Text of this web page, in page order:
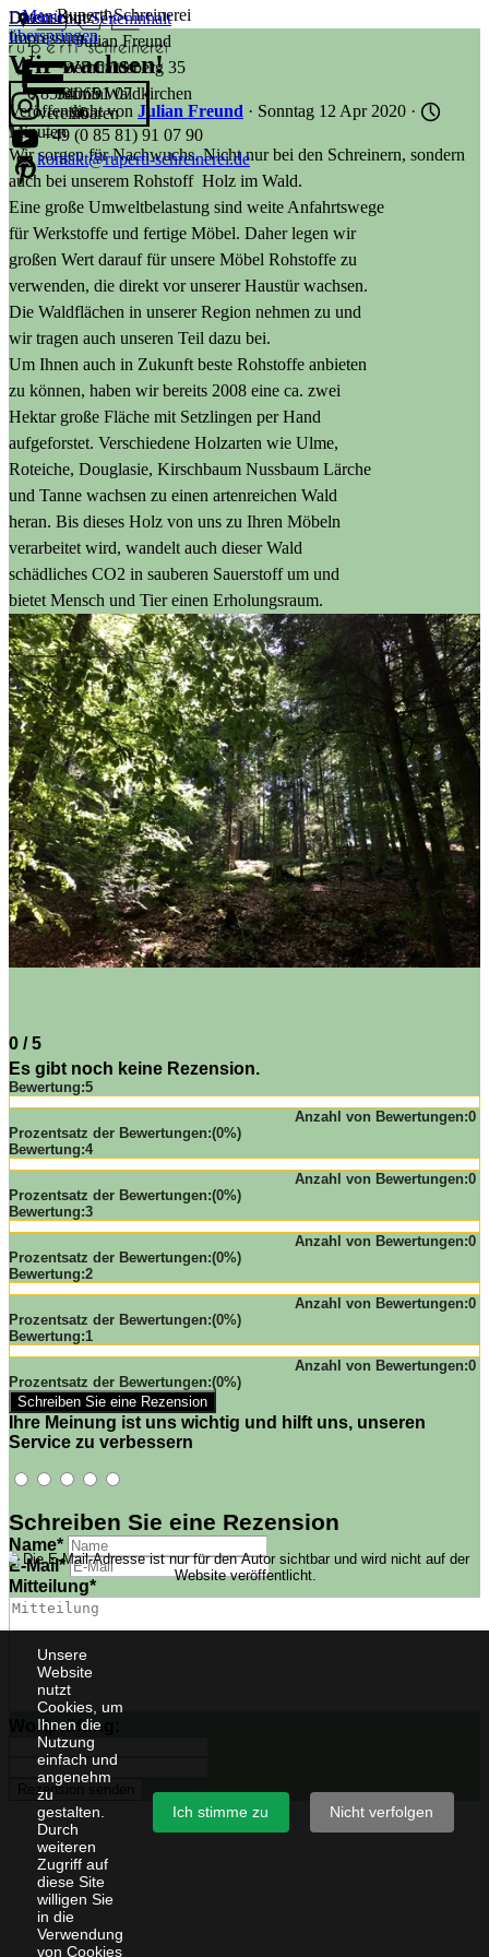
Unsere
Website
nutzt
Cookies, um
Ihnen die
Nutzung
einfach und
angenehm
zu
gestalten.
Durch
weiteren
Zugriff auf
diese Site
willigen Sie
in die
Verwendung
von Cookies
Ich stimme zu Nicht verfolgen
Direkt zum Seiteninhalt
Wir wachsen!
Menü
überspringen
Termin
vereinbaren
0 85 81 / 91 07
90
Wir wachsen!
Veröffentlicht von Julian Freund · Sonntag 12 Apr 2020 ·
Minuten
Wir sorgen für Nachwuchs. Nicht nur bei den Schreinern, sondern
auch bei unserem Rohstoff Holz im Wald.
Eine große Umweltbelastung sind weite Anfahrtswege
für Werkstoffe und fertige Möbel. Daher legen wir
großen Wert darauf für unsere Möbel Rohstoffe zu
verwenden, die direkt vor unserer Haustür wachsen.
Die Waldflächen in unserer Region nehmen zu und
wir tragen auch unseren Teil dazu bei.
Um Ihnen auch in Zukunft beste Rohstoffe anbieten
zu können, haben wir bereits 2008 eine ca. zwei
Hektar große Fläche mit Setzlingen per Hand
aufgeforstet. Verschiedene Holzarten wie Ulme,
Roteiche, Douglasie, Kirschbaum Nussbaum Lärche
und Tanne wachsen zu einen artenreichen Wald
heran. Bis dieses Holz von uns zu Ihren Möbeln
verarbeitet wird, wandelt auch dieser Wald
schädliches CO2 in sauberen Sauerstoff um und
bietet Mensch und Tier einen Erholungsraum.
0 /5
Es gibt noch keine Rezension.
Bewertung:5
Anzahl von Bewertungen:0
Prozentsatz der Bewertungen:(0%)
Bewertung:4
Anzahl von Bewertungen:0
Prozentsatz der Bewertungen:(0%)
Bewertung:3
Anzahl von Bewertungen:0
Prozentsatz der Bewertungen:(0%)
Bewertung:2
Anzahl von Bewertungen:0
Prozentsatz der Bewertungen:(0%)
Bewertung:1
Anzahl von Bewertungen:0
Prozentsatz der Bewertungen:(0%)
Ihre Meinung ist uns wichtig und hilft uns, unseren
Service zu verbessern
Schreiben Sie eine Rezension
Name*
E-Mail*
Mitteilung*
Wortprüfung:
Ruperti-Schreinerei
Julian Freund
Bernhardsberg 35
94065 Waldkirchen
Impressum
Datenschutz
+49 (0 85 81) 91 07 90
kontakt@ruperti-schreinerei.de